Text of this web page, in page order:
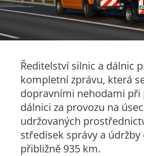
Ředitelství silnic a dálnic
kompletní zprávu, která
dopravními nehodami při
dálnici za provozu na
udržovaných
středisek správy a údržby
přibližně 935 km.